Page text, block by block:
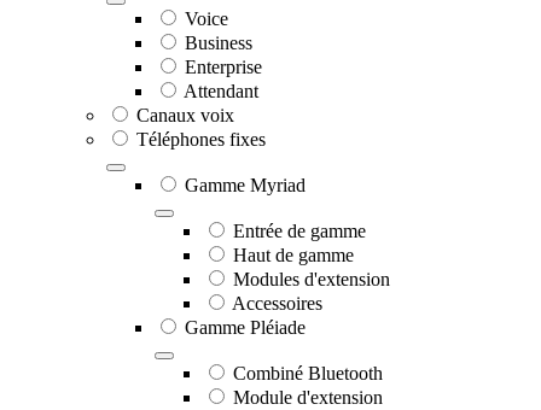
Voice
Business
Enterprise
Attendant
Canaux voix
Téléphones fixes
Gamme Myriad
Entrée de gamme
Haut de gamme
Modules d'extension
Accessoires
Gamme Pléiade
Combiné Bluetooth
Module d'extension